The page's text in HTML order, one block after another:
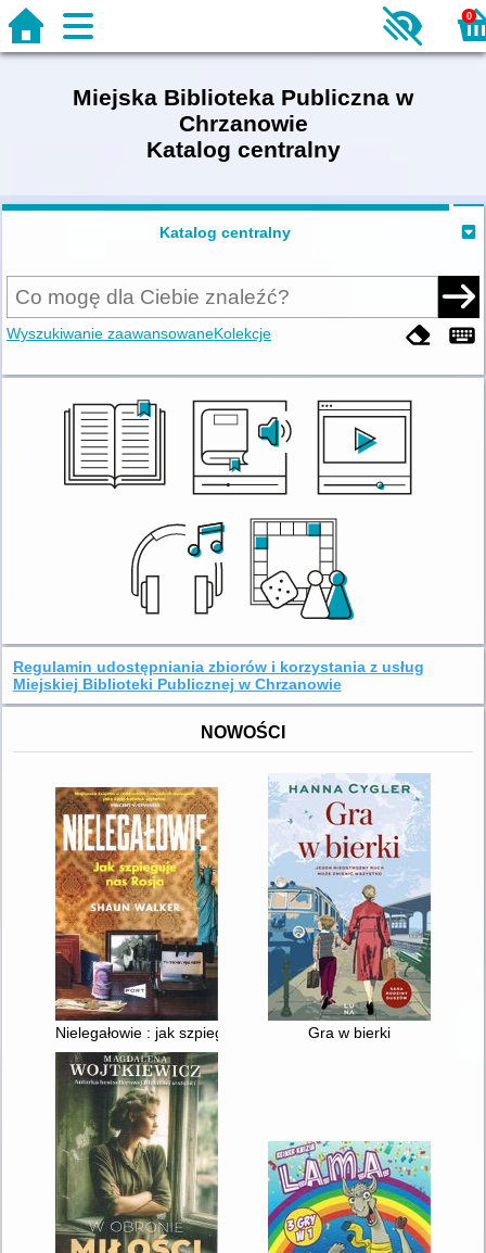
0
Miejska Biblioteka Publiczna w
Chrzanowie
Katalog centralny
Katalog centralny
Wyszukiwanie zaawansowaneKolekcje
Regulamin udostępniania zbiorów i korzystania z usług
Miejskiej Biblioteki Publicznej w Chrzanowie
NOWOŚCI
Nielegałowie : jak szpieguje nas RosjaGra w bierki